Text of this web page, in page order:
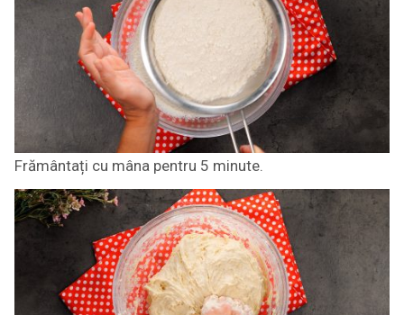
Frământați cu mâna pentru 5 minute.